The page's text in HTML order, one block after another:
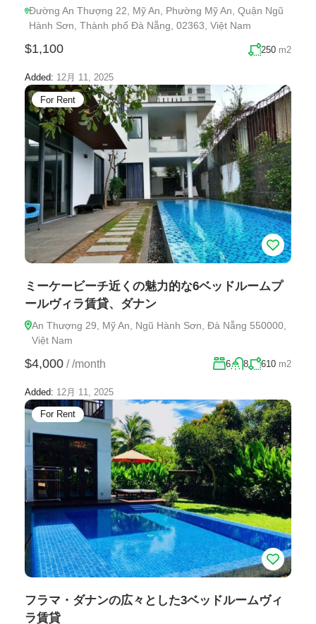
Đường An Thượng 22, Mỹ An, Phường Mỹ An, Quận Ngũ
Hành Sơn, Thành phố Đà Nẵng, 02363, Việt Nam
$1,100 250 m2
Added: 12月 11, 2025
For Rent
ミーケービーチ近くの魅力的な6ベッドルームプ
ールヴィラ賃貸、ダナン
An Thượng 29, Mỹ An, Ngũ Hành Sơn, Đà Nẵng 550000,
Việt Nam
$4,000 / /month 6 8 610 m2
Added: 12月 11, 2025
For Rent
フラマ・ダナンの広々とした3ベッドルームヴィ
ラ賃貸